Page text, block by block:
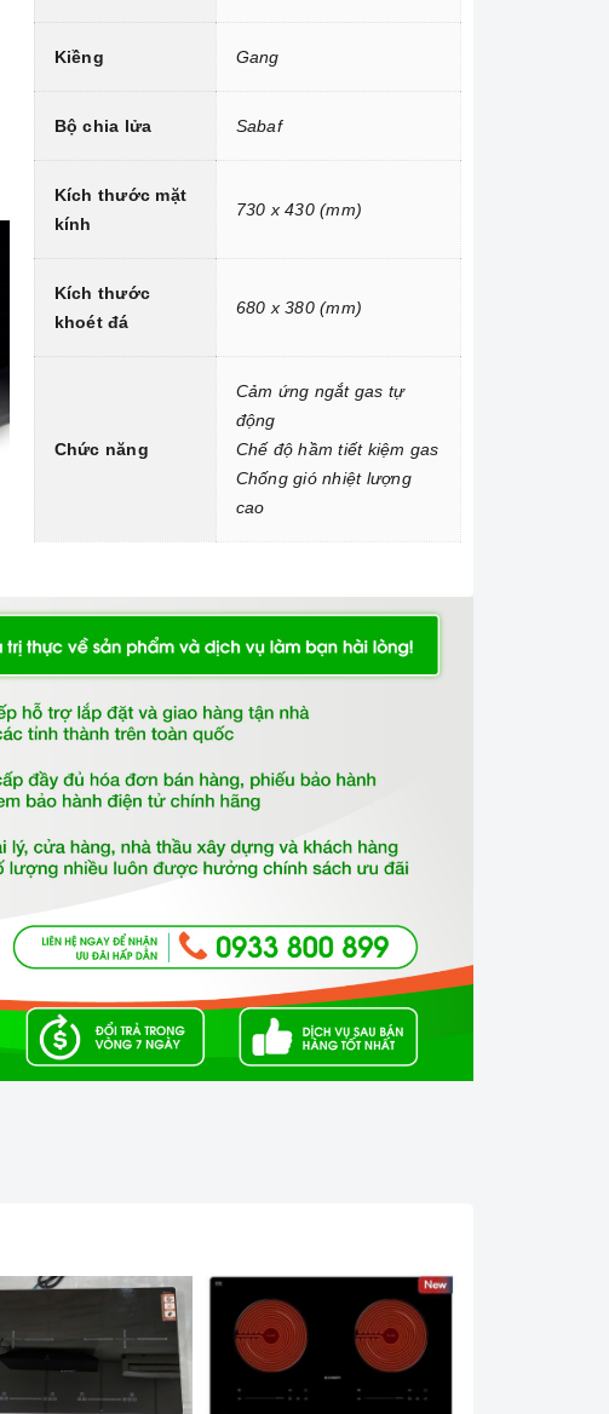
Kiềng Gang
Bộ chia lửa Sabaf
Kích thước mặt
kính
730 x 430 (mm)
Kích thước
khoét đá
680 x 380 (mm)
Chức năng
Cảm ứng ngắt gas tự
động
Chế độ hầm tiết kiệm gas
Chống gió nhiệt lượng
cao